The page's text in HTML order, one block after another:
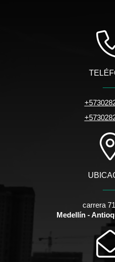
carrera
Medellín -